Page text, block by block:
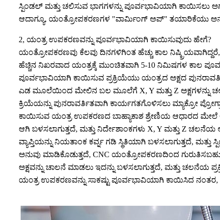
ಸ್ಪಿಂಡಲ್ ಮತ್ತು ಚಲಿಸುವ ಭಾಗಗಳನ್ನು ಪೂರ್ವಭಾವಿಯಾಗಿ ಕಾಯಿಸಲು
ಆದಾಗ್ಯೂ, ಯಂತ್ರೋಪಕರಣಗಳ "ವಾರ್ಮಿಂಗ್ ಅಪ್" ತಯಾರಿಕೆಯು ಅನೇಕ
2, ಯಂತ್ರ ಉಪಕರಣವನ್ನು ಪೂರ್ವಭಾವಿಯಾಗಿ ಕಾಯಿಸುವುದು ಹೇಗೆ?
ಯಂತ್ರೋಪಕರಣವು ಕೆಲವು ದಿನಗಳಿಗಿಂತ ಹೆಚ್ಚು ಕಾಲ
ಹೆಚ್ಚಿನ ನಿಖರವಾದ ಯಂತ್ರಕ್ಕೆ ಮುಂಚಿತವಾಗಿ 5-10 ನಿಮಿಷಗಳ ಕಾಲ
ಪೂರ್ವಭಾವಿಯಾಗಿ ಕಾಯಿಸುವ ಪ್ರಕ್ರಿಯೆಯು ಯಂತ್ರದ ಅಕ್ಷದ
ಎಡ ಮೂಲೆಯಿಂದ ಮೇಲಿನ ಬಲ ಮೂಲೆಗೆ X, Y ಮತ್ತು Z ಅಕ್ಷಗಳನ್ನು
ಕ್ರಿಯೆಯನ್ನು ಪುನರಾವರ್ತಿತವಾಗಿ ಕಾರ್ಯಗತಗೊಳಿಸಲು ಮ್ಯಾಕ್ರೋ
ಕಾಯಿಸುವ ಯಂತ್ರ ಉಪಕರಣದ ಬಾಹ್ಯಾಕಾಶ ಶ್ರೇಣಿಯ ಆಧಾರದ ಮೇಲೆ
ಆಗಿ ಬಳಸಲಾಗುತ್ತದೆ, ಮತ್ತು ನಿರ್ದೇಶಾಂಕಗಳು X, Y ಮತ್ತು Z ಚಲನೆಯ
ವ್ಯಾಪ್ತಿಯನ್ನು ನಿಯತಾಂಕ ಕರ್ವ್ನ ಗಡಿ ಸ್ಥಿತಿಯಾಗಿ ಬಳಸಲಾಗುತ್ತದೆ,
ಅನುವು ಮಾಡಿಕೊಡುತ್ತದೆ, CNC ಯಂತ್ರೋಪಕರಣದಿಂದ
ಅಕ್ಷವನ್ನು ಚಾಲನೆ ಮಾಡಲು ಇದನ್ನು ಬಳಸಲಾಗುತ್ತದೆ, ಮತ್ತು
ಯಂತ್ರ ಉಪಕರಣವನ್ನು ಸಾಕಷ್ಟು ಪೂರ್ವಭಾವಿಯಾಗಿ ಕಾಯಿಸಿದ